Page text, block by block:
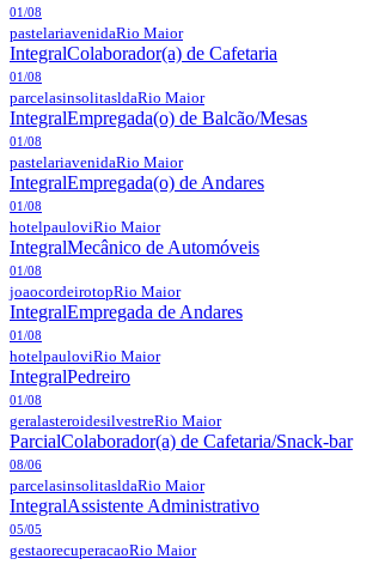
01/08
pastelariavenidaRio Maior
IntegralColaborador(a) de Cafetaria
01/08
parcelasinsolitasldaRio Maior
IntegralEmpregada(o) de Balcão/Mesas
01/08
pastelariavenidaRio Maior
IntegralEmpregada(o) de Andares
01/08
hotelpauloviRio Maior
IntegralMecânico de Automóveis
01/08
joaocordeirotopRio Maior
IntegralEmpregada de Andares
01/08
hotelpauloviRio Maior
IntegralPedreiro
01/08
geralasteroidesilvestreRio Maior
ParcialColaborador(a) de Cafetaria/Snack-bar
08/06
parcelasinsolitasldaRio Maior
IntegralAssistente Administrativo
05/05
gestaorecuperacaoRio Maior